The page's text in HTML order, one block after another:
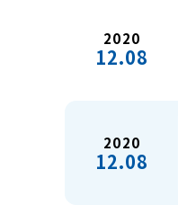
2020
12.08
2020
12.08